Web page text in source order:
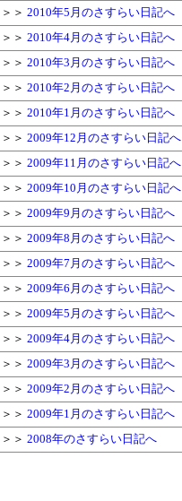
＞＞ 2010年5月のさすらい日記へ
＞＞ 2010年4月のさすらい日記へ
＞＞ 2010年3月のさすらい日記へ
＞＞ 2010年2月のさすらい日記へ
＞＞ 2010年1月のさすらい日記へ
＞＞ 2009年12月のさすらい日記へ
＞＞ 2009年11月のさすらい日記へ
＞＞ 2009年10月のさすらい日記へ
＞＞ 2009年9月のさすらい日記へ
＞＞ 2009年8月のさすらい日記へ
＞＞ 2009年7月のさすらい日記へ
＞＞ 2009年6月のさすらい日記へ
＞＞ 2009年5月のさすらい日記へ
＞＞ 2009年4月のさすらい日記へ
＞＞ 2009年3月のさすらい日記へ
＞＞ 2009年2月のさすらい日記へ
＞＞ 2009年1月のさすらい日記へ
＞＞ 2008年のさすらい日記へ